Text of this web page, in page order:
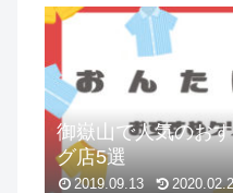
御嶽山で人気のお
グ店5選
2019.09.13